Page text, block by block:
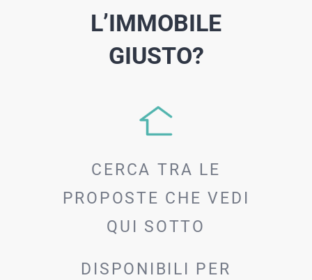
L’IMMOBILE
GIUSTO?
CERCA TRA LE
PROPOSTE CHE VEDI
QUI SOTTO
DISPONIBILI PER